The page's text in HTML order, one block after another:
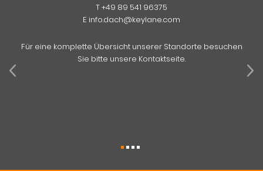
T+49 89 541 96375
E info.dach@keylane.com
Für eine komplette Übersicht unserer Standorte besuchen
Sie bitte unsere Kontaktseite.